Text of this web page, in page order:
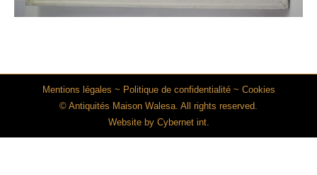
Mentions légales ~ Politique de confidentialité~ Cookies
© Antiquités Maison Walesa. All rights reserved.
Website by Cybernet int.